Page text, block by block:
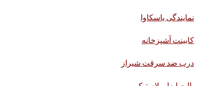
نمایندگی یاسکاوا
کابینت آشپزخانه
درب ضد سرقت شیراز